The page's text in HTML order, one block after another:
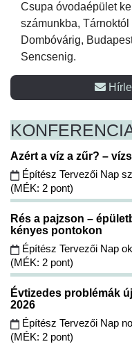
Csupa óvodaépület
számunkba, Tárnoktól
Dombóvárig,
Sencsenig.
Azért a víz a zűr? –
Építész Tervezői Nap
(MÉK: 2 pont)
Rés a pajzson –
kényes pontokon
Építész Tervezői Nap
(MÉK: 2 pont)
Évtizedes problémák
2026
Építész Tervezői Nap
(MÉK: 2 pont)